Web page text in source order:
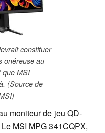
constituer
onéreuse au
que MSI
(Source de
moniteur de jeu QD-
MSI MPG 341CQPX,